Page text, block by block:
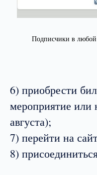
Подписчики в
6) приобрести
мероприятие
августа);
7) перейти на
8)